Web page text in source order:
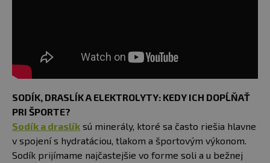
SODÍK, DRASLÍK A ELEKTROLYTY: KEDY ICH DOPĹŇAŤ
PRI ŠPORTE?
Sodík a draslík sú minerály, ktoré sa často riešia hlavne
v spojení s hydratáciou, tlakom a športovým výkonom.
Sodík prijímame najčastejšie vo forme soli a u bežnej